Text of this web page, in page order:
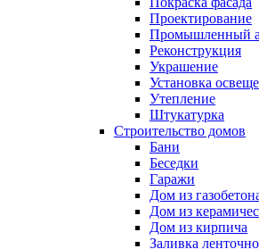
Проектирование
Промышленный
Реконструкция
Украшение
Установка
Утепление
Штукатурка
Строительство домов
Бани
Беседки
Гаражи
Дом из
Дом из
Дом из кирпича
Заливка